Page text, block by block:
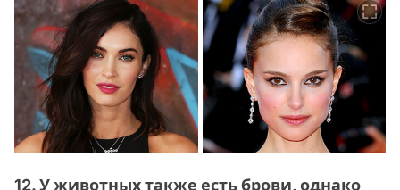
12. У животных также есть брови, однако